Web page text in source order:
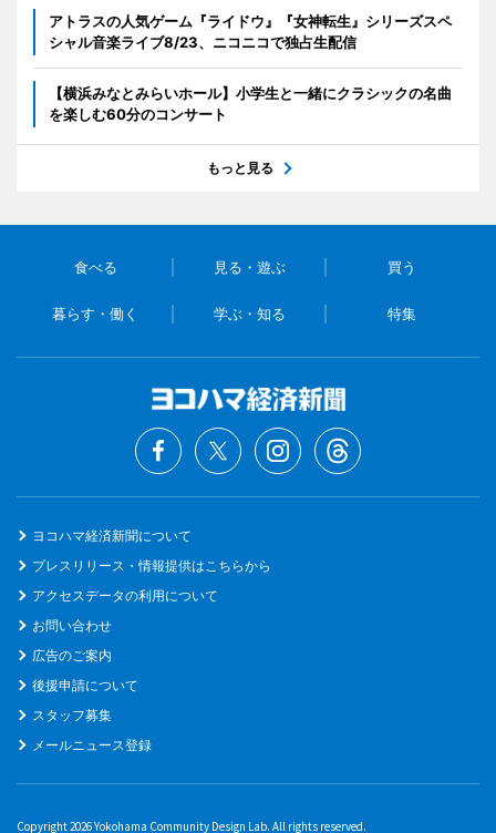
アトラスの人気ゲーム『ライドウ』『女神転生』シリーズスペ
シャル音楽ライブ8/23、ニコニコで独占生配信
【横浜みなとみらいホール】小学生と一緒にクラシックの名曲
を楽しむ60分のコンサート
もっと見る
食べる 見る・遊ぶ 買う
暮らす・働く 学ぶ・知る 特集
ヨコハマ経済新聞について
プレスリリース・情報提供はこちらから
アクセスデータの利用について
お問い合わせ
広告のご案内
後援申請について
スタッフ募集
メールニュース登録
Copyright 2026 Yokohama Community Design Lab. All rights reserved.